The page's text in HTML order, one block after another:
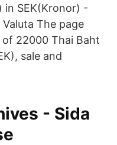
in SEK(Kronor) -
The page
22000 Thai Baht
sale and
- Sida